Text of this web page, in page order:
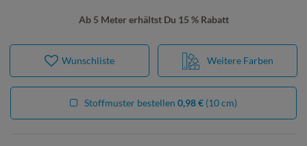
Ab 5 Meter erhältst Du 15 % Rabatt
Weitere Farben
Wunschliste
Stoffmuster bestellen 0,98 € (10 cm)